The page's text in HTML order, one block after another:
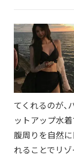
てくれるのが
ットアップ水
腹周りを自然
れることでリ